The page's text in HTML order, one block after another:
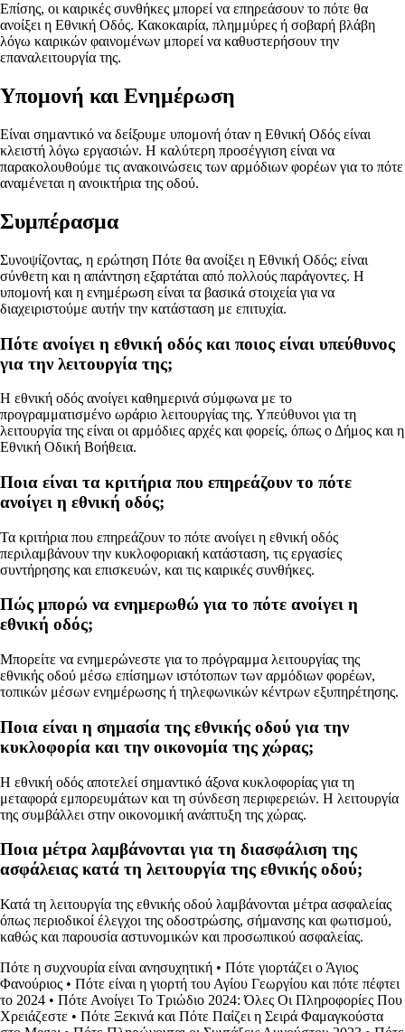
Επίσης, οι καιρικές συνθήκες μπορεί να επηρεάσουν το πότε θα
ανοίξει η Εθνική Οδός. Κακοκαιρία, πλημμύρες ή σοβαρή βλάβη
λόγω καιρικών φαινομένων μπορεί να καθυστερήσουν την
επαναλειτουργία της.
Υπομονή και Ενημέρωση
Είναι σημαντικό να δείξουμε υπομονή όταν η Εθνική Οδός είναι
κλειστή λόγω εργασιών. Η καλύτερη προσέγγιση είναι να
παρακολουθούμε τις ανακοινώσεις των αρμόδιων φορέων για το πότε
αναμένεται η ανοικτήρια της οδού.
Συμπέρασμα
Συνοψίζοντας, η ερώτηση Πότε θα ανοίξει η Εθνική Οδός; είναι
σύνθετη και η απάντηση εξαρτάται από πολλούς παράγοντες. Η
υπομονή και η ενημέρωση είναι τα βασικά στοιχεία για να
διαχειριστούμε αυτήν την κατάσταση με επιτυχία.
Πότε ανοίγει η εθνική οδός και ποιος είναι υπεύθυνος
για την λειτουργία της;
Η εθνική οδός ανοίγει καθημερινά σύμφωνα με το
προγραμματισμένο ωράριο λειτουργίας της. Υπεύθυνοι για τη
λειτουργία της είναι οι αρμόδιες αρχές και φορείς, όπως ο Δήμος και η
Εθνική Οδική Βοήθεια.
Ποια είναι τα κριτήρια που επηρεάζουν το πότε
ανοίγει η εθνική οδός;
Τα κριτήρια που επηρεάζουν το πότε ανοίγει η εθνική οδός
περιλαμβάνουν την κυκλοφοριακή κατάσταση, τις εργασίες
συντήρησης και επισκευών, και τις καιρικές συνθήκες.
Πώς μπορώ να ενημερωθώ για το πότε ανοίγει η
εθνική οδός;
Μπορείτε να ενημερώνεστε για το πρόγραμμα λειτουργίας της
εθνικής οδού μέσω επίσημων ιστότοπων των αρμόδιων φορέων,
τοπικών μέσων ενημέρωσης ή τηλεφωνικών κέντρων εξυπηρέτησης.
Ποια είναι η σημασία της εθνικής οδού για την
κυκλοφορία και την οικονομία της χώρας;
Η εθνική οδός αποτελεί σημαντικό άξονα κυκλοφορίας για τη
μεταφορά εμπορευμάτων και τη σύνδεση περιφερειών. Η λειτουργία
της συμβάλλει στην οικονομική ανάπτυξη της χώρας.
Ποια μέτρα λαμβάνονται για τη διασφάλιση της
ασφάλειας κατά τη λειτουργία της εθνικής οδού;
Κατά τη λειτουργία της εθνικής οδού λαμβάνονται μέτρα ασφαλείας
όπως περιοδικοί έλεγχοι της οδοστρώσης, σήμανσης και φωτισμού,
καθώς και παρουσία αστυνομικών και προσωπικού ασφαλείας.
Πότε η συχνουρία είναι ανησυχητική • Πότε γιορτάζει ο Άγιος
Φανούριος • Πότε είναι η γιορτή του Αγίου Γεωργίου και πότε πέφτει
το 2024 • Πότε Ανοίγει Το Τριώδιο 2024: Όλες Οι Πληροφορίες Που
Χρειάζεστε • Πότε Ξεκινά και Πότε Παίζει η Σειρά Φαμαγκούστα